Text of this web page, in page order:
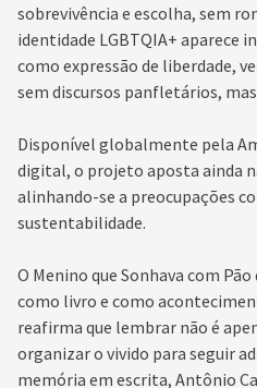
sobrevivência e escolha, sem
identidade LGBTQIA+ aparece
como expressão de liberdade,
sem discursos panfletários,
Disponível globalmente pela
digital, o projeto aposta ainda
alinhando-se a preocupações
sustentabilidade.
O Menino que Sonhava com
como livro e como
reafirma que lembrar não é
organizar o vivido para seguir
memória em escrita, Antônio